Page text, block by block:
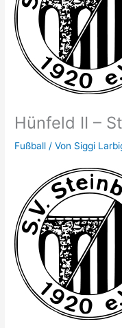
Hünfeld II –
Fußball / Von Siggi